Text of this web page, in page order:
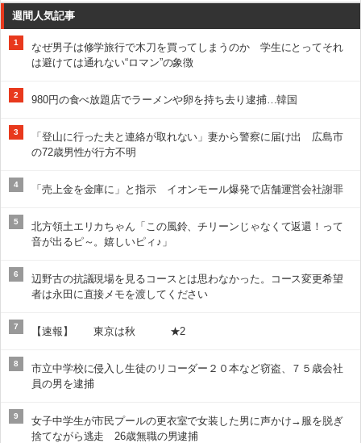
週間人気記事
1
なぜ男子は修学旅行で木刀を買ってしまうのか 学生にとってそれ
は避けては通れない“ロマン”の象徴
2 980円の食べ放題店でラーメンや卵を持ち去り逮捕…韓国
3
「登山に行った夫と連絡が取れない」妻から警察に届け出 広島市
の72歳男性が行方不明
4 「売上金を金庫に」と指示 イオンモール爆発で店舗運営会社謝罪
5
北方領土エリカちゃん「この風鈴、チリーンじゃなくて返還！って
音が出るピ～。嬉しいピィ♪」
6
辺野古の抗議現場を見るコースとは思わなかった。コース変更希望
者は永田に直接メモを渡してください
7 【速報】 東京は秋 ★2
8
市立中学校に侵入し生徒のリコーダー２０本など窃盗、７５歳会社
員の男を逮捕
9
女子中学生が市民プールの更衣室で女装した男に声かけ→服を脱ぎ
捨てながら逃走 26歳無職の男逮捕